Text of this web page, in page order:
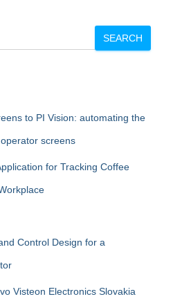
SEARCH
to PI Vision: automating the
screens
for Tracking Coffee
Control Design for a
Visteon Electronics Slovakia